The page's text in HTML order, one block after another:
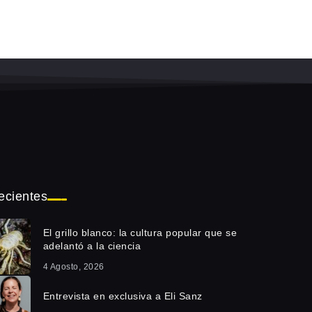
El grillo blanco: la cultura popular que se
adelantó a la ciencia
4 Agosto, 2026
Entrevista en exclusiva a Eli Sanz